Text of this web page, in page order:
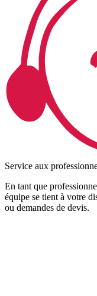
Service aux
En tant que
équipe se tient à votre
ou demandes de devis.